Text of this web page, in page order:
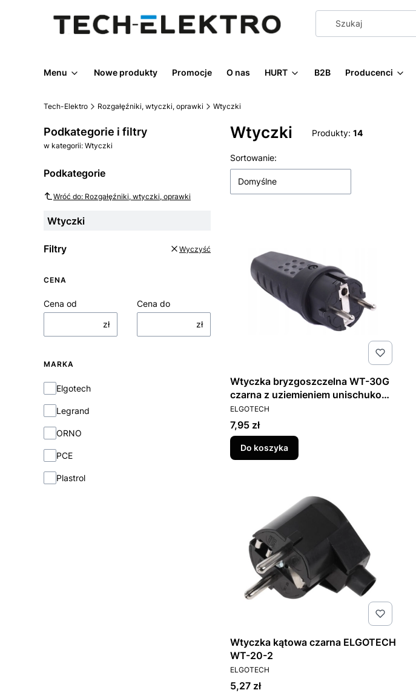
Menu Nowe produkty Promocje O nas HURT B2B Producenci
Tech-Elektro Rozgałęźniki, wtyczki, oprawki Wtyczki
Podkategorie i filtry
w kategorii: Wtyczki
Podkategorie
Wróć do: Rozgałęźniki, wtyczki, oprawki
Wtyczki
Filtry Wyczyść
CENA
Cena od
zł
Cena do
zł
MARKA
Marka
Elgotech
Legrand
ORNO
PCE
Plastrol
Wtyczki Produkty: 14
Lista produktów
Sortowanie:
Domyślne
Wtyczka bryzgoszczelna WT-30G
czarna z uziemieniem unischuko
(IP44)
PRODUCENT
ELGOTECH
Cena
7,95 zł
Do koszyka
Wtyczka kątowa czarna ELGOTECH
WT-20-2
PRODUCENT
ELGOTECH
Cena
5,27 zł